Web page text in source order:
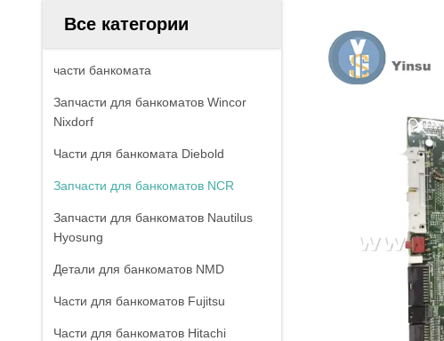
Все категории
части банкомата
Запчасти для банкоматов Wincor
Nixdorf
Части для банкомата Diebold
Запчасти для банкоматов NCR
Запчасти для банкоматов Nautilus
Hyosung
Детали для банкоматов NMD
Части для банкоматов Fujitsu
Части для банкоматов Hitachi